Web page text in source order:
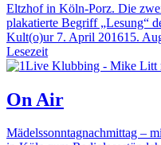
Eltzhof in Köln-Porz. Die
plakatierte Begriff „Lesung“
Kult(o)ur 7. April 201615.
Lesezeit
On Air
Mädelssonntagnachmittag –